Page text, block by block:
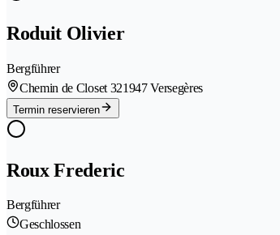
Roduit Olivier
Bergführer
Chemin de Closet 321947 Versegères
Termin reservieren
Roux Frederic
Bergführer
Geschlossen